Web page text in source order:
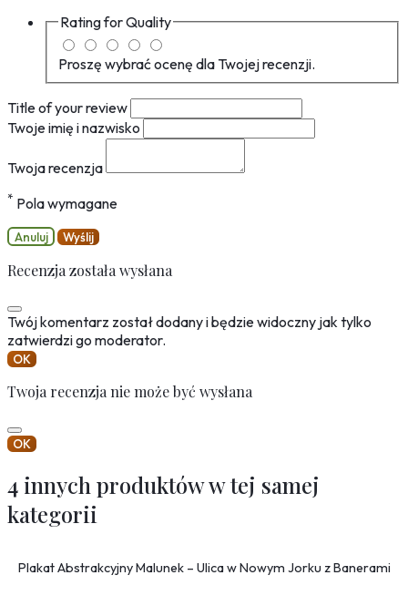
Rating forQuality
Proszę wybrać ocenę dla Twojej recenzji.
Title of your review
Twoje imię i nazwisko
Twoja recenzja
* Pola wymagane
Anuluj Wyślij
Recenzja została wysłana
Twój komentarz został dodany i będzie widoczny jak tylko
zatwierdzi go moderator.
OK
Twoja recenzja nie może być wysłana
OK
4 innych produktów w tej samej
kategorii
Plakat Abstrakcyjny Malunek – Ulica w Nowym Jorku z Banerami